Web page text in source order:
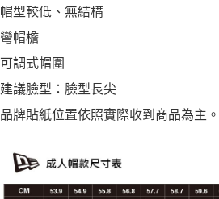
帽型較低、無結構
彎帽檐
可調式帽圍
建議臉型：臉型長尖
品牌貼紙位置依照實際收到商品為主。